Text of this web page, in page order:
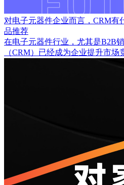
对电子元器件企业而言，CRM有
品推荐
在电子元器件行业，尤其是B2B
（CRM）已经成为企业提升市场